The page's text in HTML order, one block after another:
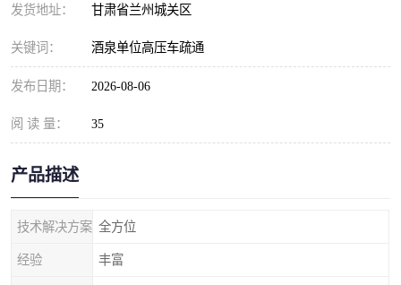
发货地址： 甘肃省兰州城关区
关键词： 酒泉单位高压车疏通
发布日期： 2026-08-06
阅 读 量： 35
产品描述
技术解决方案 全方位
经验 丰富